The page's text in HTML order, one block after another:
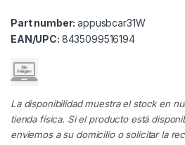
Part number:appusbcar31W
EAN/UPC: 8435099516194
La disponibilidad muestra el stock en
tienda física. Si el producto está
enviemos a su domicilio o solicitar la